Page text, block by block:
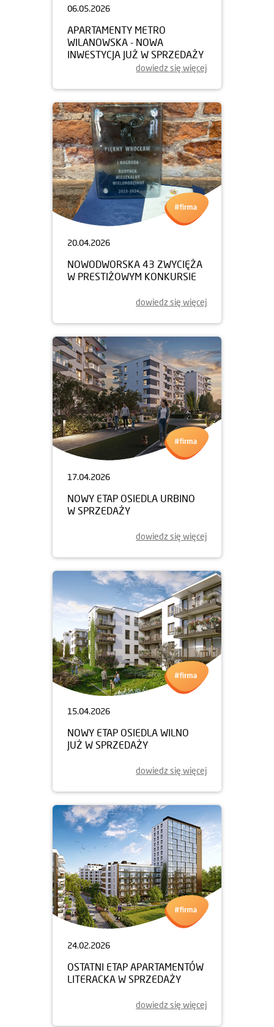
06.05.2026
APARTAMENTY METRO
WILANOWSKA - NOWA
INWESTYCJA JUŻ W SPRZEDAŻY
dowiedz się więcej
20.04.2026
NOWODWORSKA 43 ZWYCIĘŻA
W PRESTIŻOWYM KONKURSIE
dowiedz się więcej
17.04.2026
NOWY ETAP OSIEDLA URBINO
W SPRZEDAŻY
dowiedz się więcej
15.04.2026
NOWY ETAP OSIEDLA WILNO
JUŻ W SPRZEDAŻY
dowiedz się więcej
24.02.2026
OSTATNI ETAP APARTAMENTÓW
LITERACKA W SPRZEDAŻY
dowiedz się więcej